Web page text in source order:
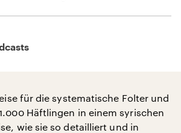
für die systematische Folter und
Häftlingen in einem syrischen
wie sie so detailliert und in